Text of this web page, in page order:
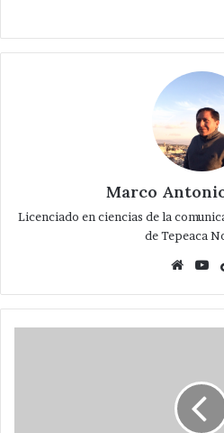
Marco
Licenciado en ciencias de la
de Tepeaca